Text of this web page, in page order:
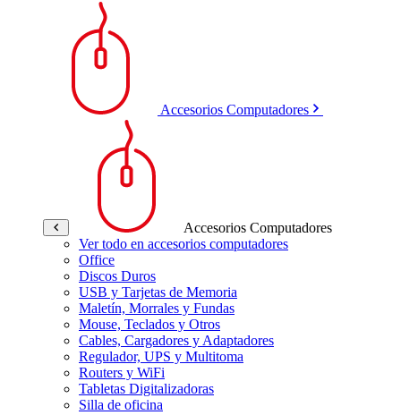
Accesorios Computadores
Accesorios Computadores
Ver todo en accesorios computadores
Office
Discos Duros
USB y Tarjetas de Memoria
Maletín, Morrales y Fundas
Mouse, Teclados y Otros
Cables, Cargadores y Adaptadores
Regulador, UPS y Multitoma
Routers y WiFi
Tabletas Digitalizadoras
Silla de oficina